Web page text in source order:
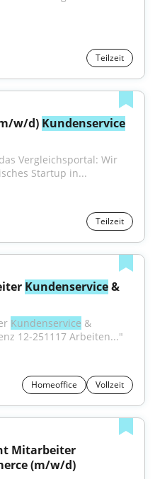
Teilzeit
w/d) Kundenservice
Vergleichsportal: Wir
Startup in...
Teilzeit
Kundenservice &
Kundenservice &
12-251117 Arbeiten..."
Homeoffice Vollzeit
(m/w/d)